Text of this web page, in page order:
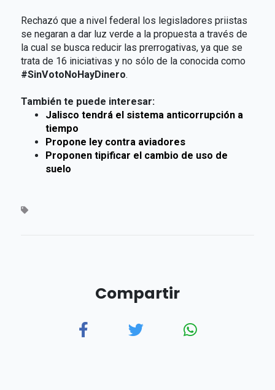
Rechazó que a nivel federal los legisladores priistas
se negaran a dar luz verde a la propuesta a través de
la cual se busca reducir las prerrogativas, ya que se
trata de 16 iniciativas y no sólo de la conocida como
#SinVotoNoHayDinero.
También te puede interesar:
Jalisco tendrá el sistema anticorrupción a
tiempo
Propone ley contra aviadores
Proponen tipificar el cambio de uso de
suelo
Compartir